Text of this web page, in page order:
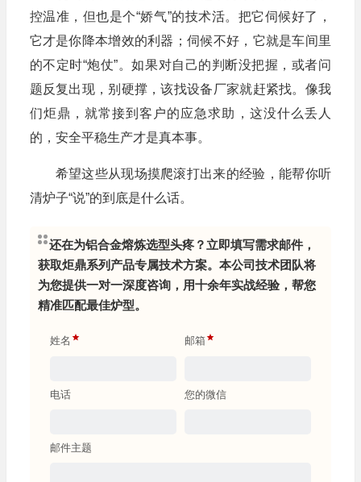
控温准，但也是个“娇气”的技术活。把它伺候好了，
它才是你降本增效的利器；伺候不好，它就是车间里
的不定时“炮仗”。如果对自己的判断没把握，或者问
题反复出现，别硬撑，该找设备厂家就赶紧找。像我
们炬鼎，就常接到客户的应急求助，这没什么丢人
的，安全平稳生产才是真本事。
希望这些从现场摸爬滚打出来的经验，能帮你听
清炉子“说”的到底是什么话。
还在为铝合金熔炼选型头疼？立即填写需求邮件，
获取炬鼎系列产品专属技术方案。本公司技术团队将
为您提供一对一深度咨询，用十余年实战经验，帮您
精准匹配最佳炉型。
姓名 邮箱
电话 您的微信
邮件主题